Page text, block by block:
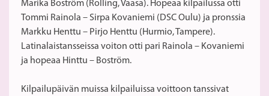
Marika Boström (Rolling, Vaasa). Hopeaa kilpailussa otti
Tommi Rainola – Sirpa Kovaniemi (DSC Oulu) ja pronssia
Markku Henttu – Pirjo Henttu (Hurmio, Tampere).
Latinalaistansseissa voiton otti pari Rainola – Kovaniemi
ja hopeaa Hinttu – Boström.
Kilpailupäivän muissa kilpailuissa voittoon tanssivat